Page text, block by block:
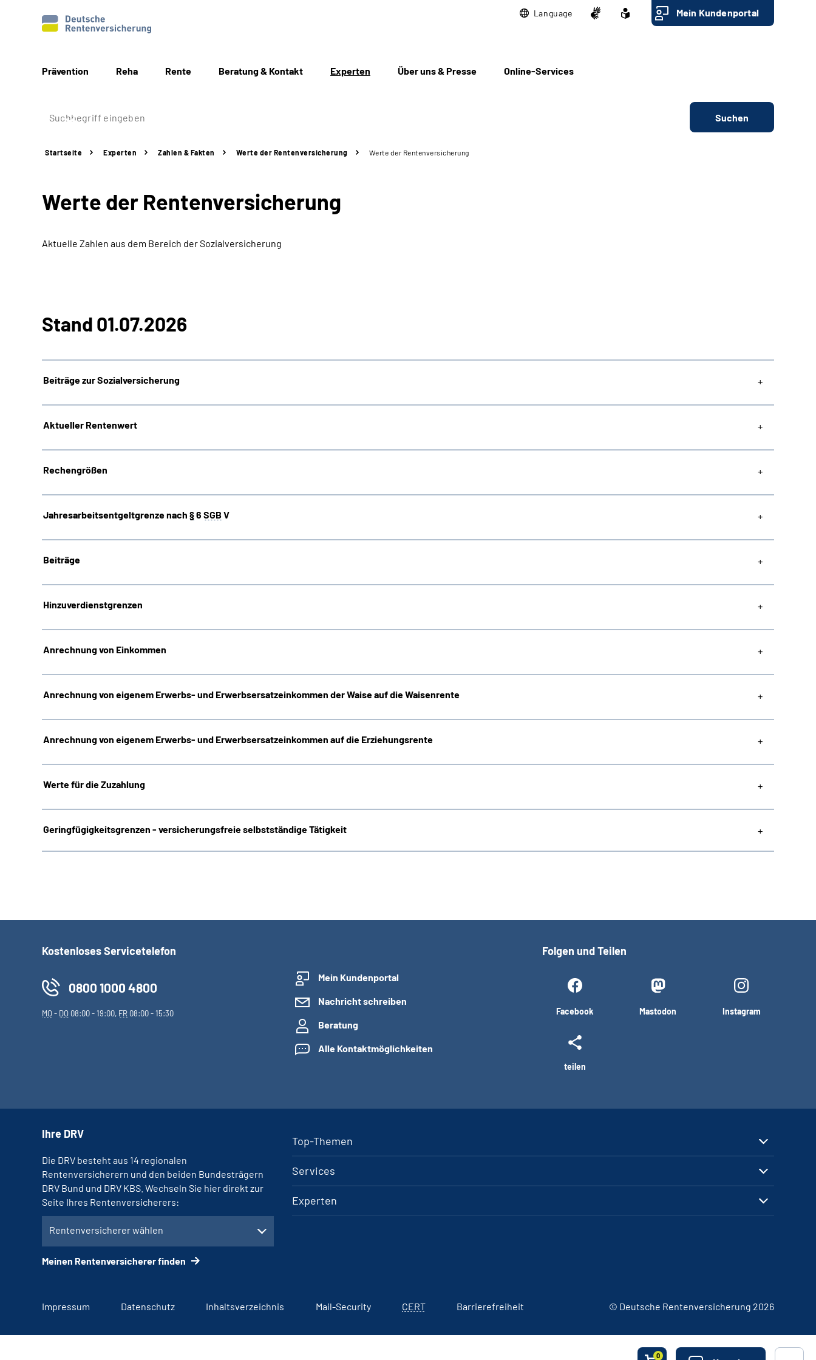
Language Mein Kundenportal
Prävention Reha Rente Beratung & Kontakt Experten Über uns & Presse Online-Services
Suchen
Startseite Experten Zahlen & Fakten Werte der Rentenversicherung Werte der Rentenversicherung
Werte der Rentenversicherung
Aktuelle Zahlen aus dem Bereich der Sozialversicherung
Stand 01.07.2026
Beiträge zur Sozialversicherung
Aktueller Rentenwert
Rechengrößen
Jahresarbeitsentgeltgrenze nach §6 SGB V
Beiträge
Hinzuverdienstgrenzen
Anrechnung von Einkommen
Anrechnung von eigenem Erwerbs- und Erwerbsersatzeinkommen der Waise auf die Waisenrente
Anrechnung von eigenem Erwerbs- und Erwerbsersatzeinkommen auf die Erziehungsrente
Werte für die Zuzahlung
Geringfügigkeitsgrenzen - versicherungsfreie selbstständige Tätigkeit
0
Kostenloses Servicetelefon
0800 1000 4800
MO- DO 08:00 - 19:00, FR 08:00 - 15:30
Mein Kundenportal
Nachricht schreiben
Beratung
Alle Kontaktmöglichkeiten
Folgen und Teilen
Facebook Mastodon Instagram
teilen
Top-Themen
Services
Experten
Ihre DRV
Die DRV besteht aus 14 regionalen
Rentenversicherern und den beiden Bundesträgern
DRV Bund und DRV KBS. Wechseln Sie hier direkt zur
Seite Ihres Rentenversicherers:
Rentenversicherer wählen
Meinen Rentenversicherer finden
Impressum Datenschutz Inhaltsverzeichnis Mail-Security CERT Barrierefreiheit © Deutsche Rentenversicherung 2026